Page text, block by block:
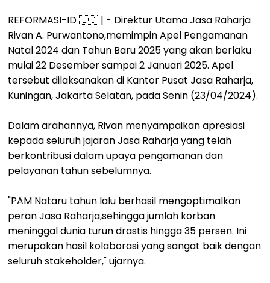
REFORMASI-ID 🇮🇩 | - Direktur Utama Jasa Raharja
Rivan A. Purwantono,memimpin Apel Pengamanan
Natal 2024 dan Tahun Baru 2025 yang akan berlaku
mulai 22 Desember sampai 2 Januari 2025. Apel
tersebut dilaksanakan di Kantor Pusat Jasa Raharja,
Kuningan, Jakarta Selatan, pada Senin (23/04/2024).
Dalam arahannya, Rivan menyampaikan apresiasi
kepada seluruh jajaran Jasa Raharja yang telah
berkontribusi dalam upaya pengamanan dan
pelayanan tahun sebelumnya.
"PAM Nataru tahun lalu berhasil mengoptimalkan
peran Jasa Raharja,sehingga jumlah korban
meninggal dunia turun drastis hingga 35 persen. Ini
merupakan hasil kolaborasi yang sangat baik dengan
seluruh stakeholder," ujarnya.